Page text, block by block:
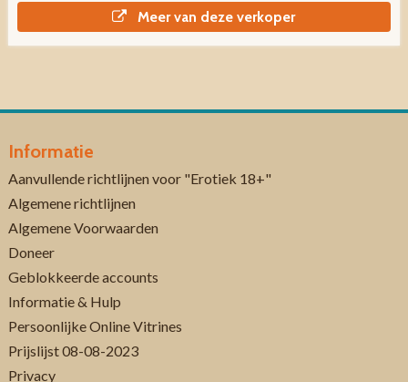
Meer van deze verkoper
Informatie
Aanvullende richtlijnen voor "Erotiek 18+"
Algemene richtlijnen
Algemene Voorwaarden
Doneer
Geblokkeerde accounts
Informatie & Hulp
Persoonlijke Online Vitrines
Prijslijst 08-08-2023
Privacy